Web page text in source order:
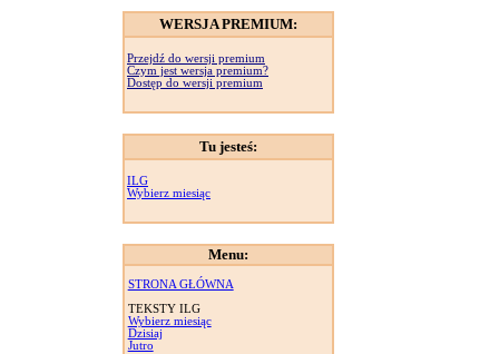
WERSJA PREMIUM:
Przejdź do wersji premium
Czym jest wersja premium?
Dostęp do wersji premium
Tu jesteś:
ILG
Wybierz miesiąc
Menu:
STRONA GŁÓWNA
TEKSTY ILG
Wybierz miesiąc
Dzisiaj
Jutro